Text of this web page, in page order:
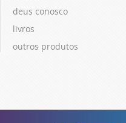
deus conosco
livros
outros produtos